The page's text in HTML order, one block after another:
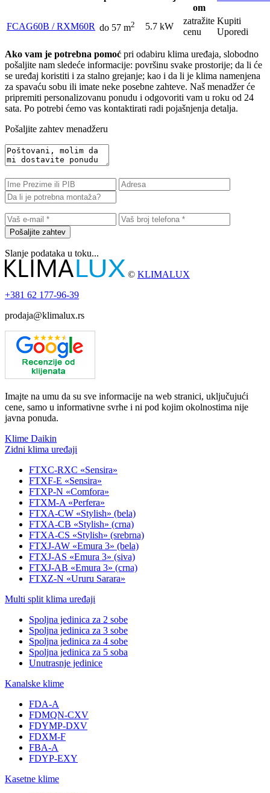
om
FCAG60B / RXM60R do 57 m2 5.7 kW
zatražite
cenu
Kupiti
Uporedi
Ako vam je potrebna pomoć pri odabiru klima uređaja, slobodno
pošaljite nam sledeće informacije: površinu svake prostorije; da li će
se uređaj koristiti i za stalno grejanje; kao i da li je klima namenjena
za spavaću sobu ili imate neke posebne zahteve. Naš menadžer će
pripremiti personalizovanu ponudu i odgovoriti vam u roku od 24
sata. Po potrebi ćemo vas kontaktirati radi pojašnjenja detalja.
Pošaljite zahtev menadžeru
Pošaljite zahtev
Slanje podataka u toku...
© KLIMALUX
+381 62 177-96-39
prodaja@klimalux.rs
Imajte na umu da su sve informacije na web stranici, uključujući
cene, samo u informativne svrhe i ni pod kojim okolnostima nije
javna ponuda.
Klime Daikin
Zidni klima uređaji
FTXC-RXC «Sensira»
FTXF-E «Sensira»
FTXP-N «Comfora»
FTXM-A «Perfera»
FTXA-CW «Stylish» (bela)
FTXA-CB «Stylish» (crna)
FTXA-CS «Stylish» (srebrna)
FTXJ-AW «Emura 3» (bela)
FTXJ-AS «Emura 3» (siva)
FTXJ-AB «Emura 3» (crna)
FTXZ-N «Ururu Sarara»
Multi split klima uređaji
Spoljna jedinica za 2 sobe
Spoljna jedinica za 3 sobe
Spoljna jedinica za 4 sobe
Spoljna jedinica za 5 soba
Unutrasnje jedinice
Kanalske klime
FDA-A
FDMQN-CXV
FDYMP-DXV
FDXM-F
FBA-A
FDYP-EXY
Kasetne klime